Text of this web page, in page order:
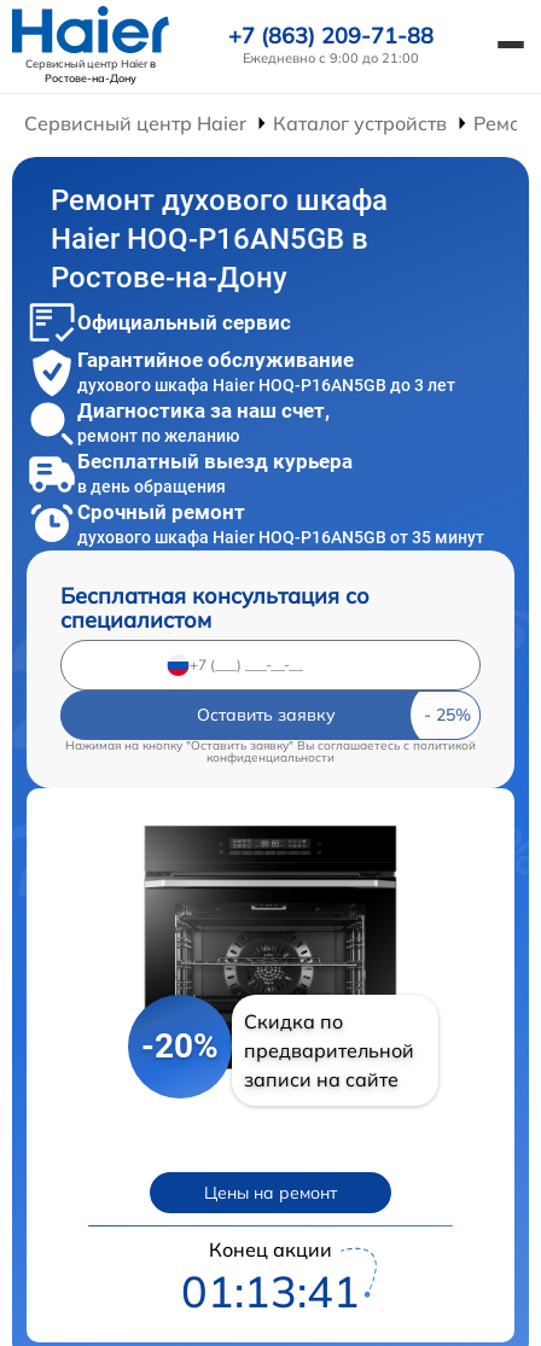
Сервисный центр Haierв
Ростове-на-Дону
+7 (863) 209-71-88
Ежедневно с 9:00 до 21:00
Сервисный центр Haier Каталог устройств
Ремонт духового шкафа
Haier HOQ-P16AN5GB в
Ростове-на-Дону
Официальный сервис
Гарантийное обслуживание
духового шкафа Haier HOQ-P16AN5GB до 3 лет
Диагностика за наш счет,
ремонт по желанию
Бесплатный выезд курьера
в день обращения
Срочный ремонт
духового шкафа Haier HOQ-P16AN5GB от 35 минут
Бесплатная консультация со
специалистом
Оставить заявку
Нажимая на кнопку "Оставить заявку" Вы соглашаетесь cполитикой
конфиденциальности
-20%
Скидка по
предварительной
записи на сайте
Цены на ремонт
Конец акции
01:13:40